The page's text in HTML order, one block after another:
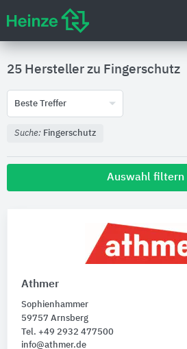
25 Hersteller zu Fingerschutz
Beste Treffer
Suche: Fingerschutz
Auswahl filtern
Umweltdeklarationen (EPDs)
Türdichtungen
Türzargen
Athmer
Sophienhammer
59757 Arnsberg
Tel. +49 2932 477500
info@athmer.de